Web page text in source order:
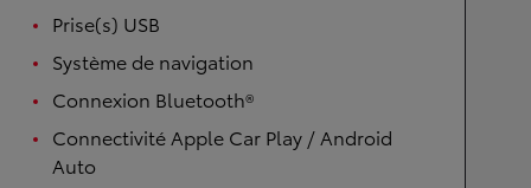
Prise(s) USB
Système de navigation
Connexion Bluetooth®
Connectivité Apple Car Play / Android
Auto